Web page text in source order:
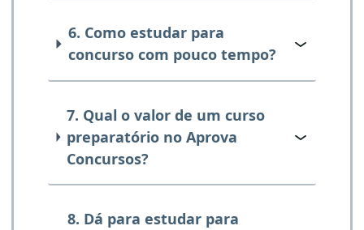
6. Como estudar para
concurso com pouco tempo?
7. Qual o valor de um curso
preparatório no Aprova
Concursos?
8. Dá para estudar para